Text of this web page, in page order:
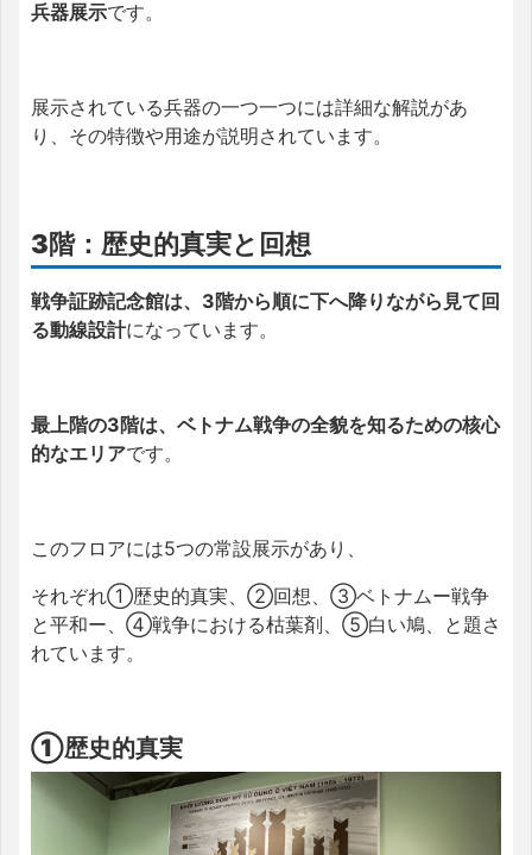
兵器展示です。
展示されている兵器の一つ一つには詳細な解説があ
り、その特徴や用途が説明されています。
3階：歴史的真実と回想
戦争証跡記念館は、3階から順に下へ降りながら見て回
る動線設計になっています。
最上階の3階は、ベトナム戦争の全貌を知るための核心
的なエリアです。
このフロアには5つの常設展示があり、
それぞれ①歴史的真実、②回想、③ベトナムー戦争
と平和ー、④戦争における枯葉剤、⑤白い鳩、と題さ
れています。
①歴史的真実